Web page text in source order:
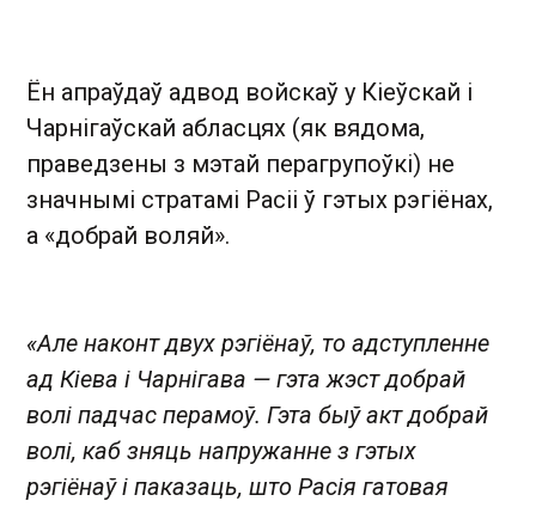
Ён апраўдаў адвод войскаў у Кіеўскай і
Чарнігаўскай абласцях (як вядома,
праведзены з мэтай перагрупоўкі) не
значнымі стратамі Расіі ў гэтых рэгіёнах,
а «добрай воляй».
«Але наконт двух рэгіёнаў, то адступленне
ад Кіева і Чарнігава — гэта жэст добрай
волі падчас перамоў. Гэта быў акт добрай
волі, каб зняць напружанне з гэтых
рэгіёнаў і паказаць, што Расія гатовая